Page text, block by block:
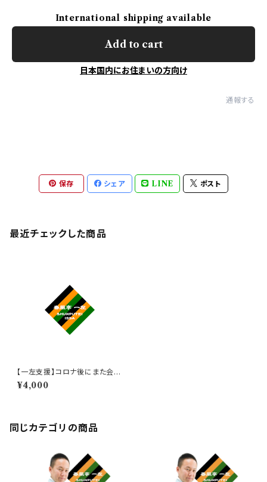
International shipping available
Add to cart
日本国内にお住まいの方向け
通報する
保存 シェア LINE ポスト
最近チェックした商品
【一左支援】コロナ後にまた会い
ましょう券 4,000円
¥4,000
同じカテゴリの商品